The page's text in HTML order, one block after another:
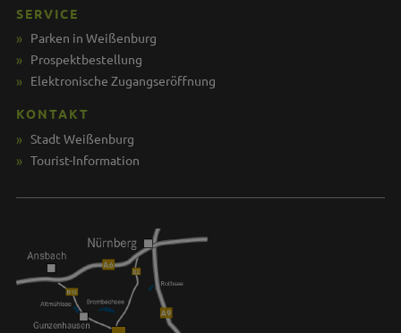
SERVICE
Parken in Weißenburg
Prospektbestellung
Elektronische Zugangseröffnung
KONTAKT
Stadt Weißenburg
Tourist-Information